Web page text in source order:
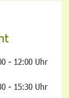
- 12:00 Uhr
- 15:30 Uhr